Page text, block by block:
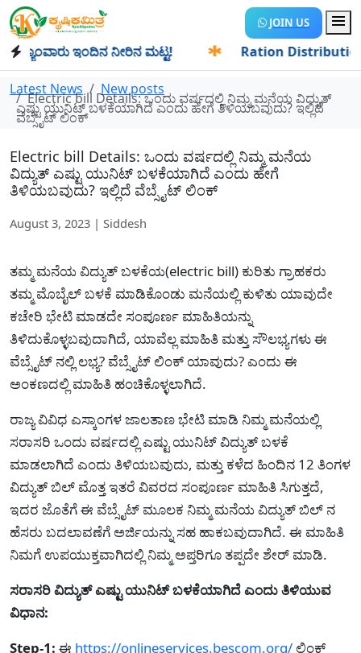
JOIN US
ಇಂದಿನ ನೀರಿನ ಮಟ್ಟ! Ration Distribution-
Latest News New posts
Electric bill Details: ಒಂದು ವರ್ಷದಲ್ಲಿ ನಿಮ್ಮ ಮನೆಯ ವಿದ್ಯುತ್
ಎಷ್ಟು ಯುನಿಟ್ ಬಳಕೆಯಾಗಿದೆ ಎಂದು ಹೇಗೆ ತಿಳಿಯಬವುದು? ಇಲ್ಲಿದೆ
ವೆಬ್ಸೈಟ್ ಲಿಂಕ್
Electric bill Details: ಒಂದು ವರ್ಷದಲ್ಲಿ ನಿಮ್ಮ ಮನೆಯ
ವಿದ್ಯುತ್ ಎಷ್ಟು ಯುನಿಟ್ ಬಳಕೆಯಾಗಿದೆ ಎಂದು ಹೇಗೆ
ತಿಳಿಯಬವುದು? ಇಲ್ಲಿದೆ ವೆಬ್ಸೈಟ್ ಲಿಂಕ್
August 3, 2023 | Siddesh
ತಮ್ಮ ಮನೆಯ ವಿದ್ಯುತ್ ಬಳಕೆಯ(electric bill) ಕುರಿತು ಗ್ರಾಹಕರು
ತಮ್ಮ ಮೊಬೈಲ್ ಬಳಕೆ ಮಾಡಿಕೊಂಡು ಮನೆಯಲ್ಲಿ ಕುಳಿತು ಯಾವುದೇ
ಕಚೇರಿ ಭೇಟಿ ಮಾಡದೇ ಸಂಪೂರ್ಣ ಮಾಹಿತಿಯನ್ನು
ತಿಳಿದುಕೊಳ್ಳಬವುದಾಗಿದೆ, ಯಾವೆಲ್ಲ ಮಾಹಿತಿ ಮತ್ತು ಸೌಲಭ್ಯಗಳು ಈ
ವೆಬ್ಸೈಟ್ ನಲ್ಲಿ ಲಭ್ಯ? ವೆಬ್ಸೈಟ್ ಲಿಂಕ್ ಯಾವುದು? ಎಂದು ಈ
ಅಂಕಣದಲ್ಲಿ ಮಾಹಿತಿ ಹಂಚಿಕೊಳ್ಳಲಾಗಿದೆ.
ರಾಜ್ಯ ವಿವಿಧ ಎಸ್ಕಾಂಗಳ ಜಾಲತಾಣ ಭೇಟಿ ಮಾಡಿ ನಿಮ್ಮ ಮನೆಯಲ್ಲಿ
ಸರಾಸರಿ ಒಂದು ವರ್ಷದಲ್ಲಿ ಎಷ್ಟು ಯುನಿಟ್ ವಿದ್ಯುತ್ ಬಳಕೆ
ಮಾಡಲಾಗಿದೆ ಎಂದು ತಿಳಿಯಬವುದು, ಮತ್ತು ಕಳೆದ ಹಿಂದಿನ 12 ತಿಂಗಳ
ವಿದ್ಯುತ್ ಬಿಲ್ ಮೊತ್ತ ಇತರೆ ವಿವರದ ಸಂಪೂರ್ಣ ಮಾಹಿತಿ ಸಿಗುತ್ತದೆ,
ಇದರ ಜೊತೆಗೆ ಈ ವೆಬ್ಸೈಟ್ ಮೂಲಕ ನಿಮ್ಮ ಮನೆಯ ವಿದ್ಯುತ್ ಬಿಲ್ ನ
ಹೆಸರು ಬದಲಾವಣೆಗೆ ಅರ್ಜಿಯನ್ನು ಸಹ ಹಾಕಬವುದಾಗಿದೆ. ಈ ಮಾಹಿತಿ
ನಿಮಗೆ ಉಪಯುಕ್ತವಾಗಿದಲ್ಲಿ ನಿಮ್ಮ ಅಪ್ತರಿಗೂ ತಪ್ಪದೇ ಶೇರ್ ಮಾಡಿ.
ಸರಾಸರಿ ವಿದ್ಯುತ್ ಎಷ್ಟು ಯುನಿಟ್ ಬಳಕೆಯಾಗಿದೆ ಎಂದು ತಿಳಿಯುವ
ವಿಧಾನ:
Step-1: ಈ https://onlineservices.bescom.org/ ಲಿಂಕ್